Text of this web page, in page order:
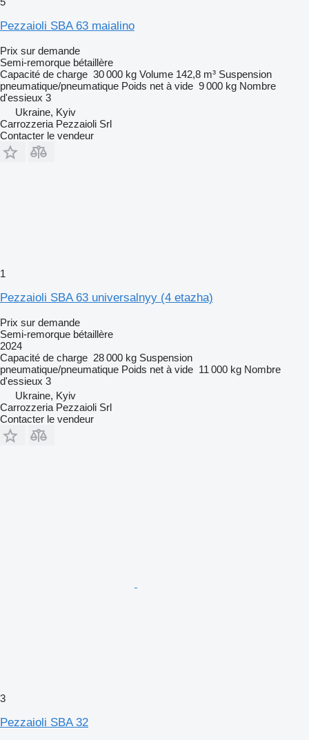
Pezzaioli SBA 63 maialino
Prix sur demande
Semi-remorque bétaillère
Capacité de charge 30 000 kg Volume 142,8 m³ Suspension
pneumatique/pneumatique Poids net à vide 9 000 kg Nombre
d'essieux 3
Ukraine, Kyiv
Carrozzeria Pezzaioli Srl
Contacter le vendeur
1
Pezzaioli SBA 63 universalnyy (4 etazha)
Prix sur demande
Semi-remorque bétaillère
2024
Capacité de charge 28 000 kg Suspension
pneumatique/pneumatique Poids net à vide 11 000 kg Nombre
d'essieux 3
Ukraine, Kyiv
Carrozzeria Pezzaioli Srl
Contacter le vendeur
3
Pezzaioli SBA 32